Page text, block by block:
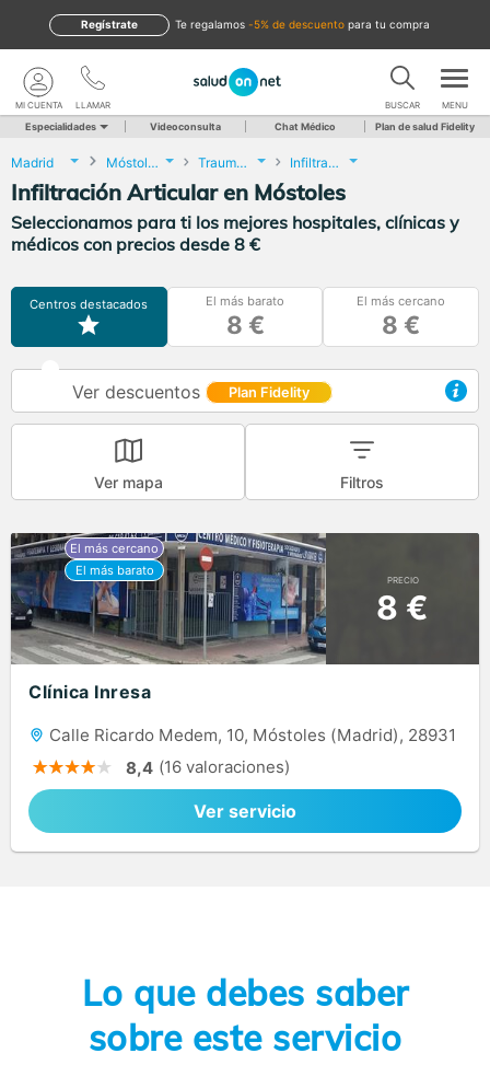
te regalamos -5% de descuento para tu compra
Regístrate
LLAMAR
MI CUENTA BUSCAR MENU
Especialidades Videoconsulta Chat Médico Plan de salud Fidelity
Madrid Móstoles Traumatología y Cirugía Ortopédica Infiltración Articular
Infiltración Articular en Móstoles
Seleccionamos para ti los mejores hospitales, clínicas y
médicos con precios desde 8 €
Centros destacados El más barato
8 €
El más cercano
8 €
Ver descuentos Plan Fidelity
Ver mapa Filtros
PRECIO
8 €
Clínica Inresa
Calle Ricardo Medem, 10, Móstoles (Madrid), 28931
8,4 (16 valoraciones)
Ver servicio
Lo que debes saber
sobre este servicio